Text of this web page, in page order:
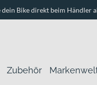
Bike direkt beim Händler
Zubehör